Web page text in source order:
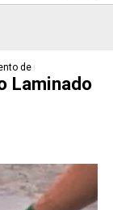
de recuperar piso
Laminado